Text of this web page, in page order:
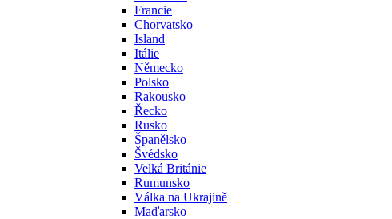
Francie
Chorvatsko
Island
Itálie
Německo
Polsko
Rakousko
Řecko
Rusko
Španělsko
Švédsko
Velká Británie
Rumunsko
Válka na Ukrajině
Maďarsko